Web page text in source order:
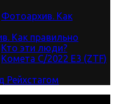
Фотоархив. Как
Как правильно
Кто эти люди?
Комета C/2022 E3 (ZTF)
Рейхстагом